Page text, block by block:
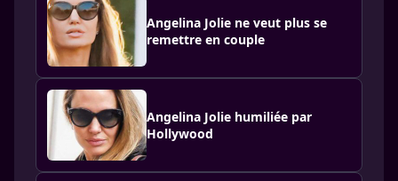
Angelina Jolie ne veut plus se
remettre en couple
Angelina Jolie humiliée par
Hollywood